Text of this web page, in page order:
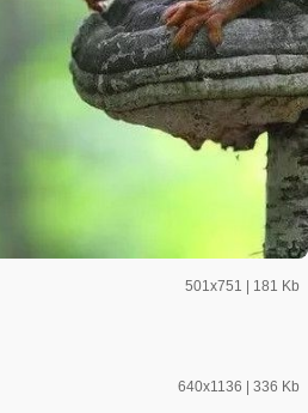
501х751 | 181 Kb
640х1136 | 336 Kb